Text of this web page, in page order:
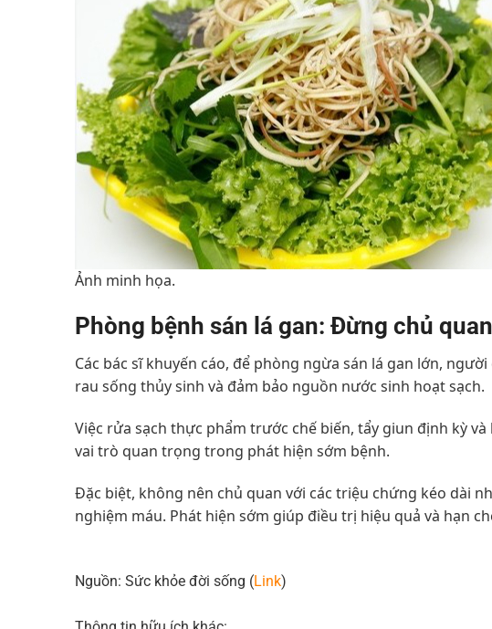
Ảnh minh họa.
Phòng bệnh sán lá gan: Đừng chủ
Các bác sĩ khuyến cáo, để phòng ngừa sán lá gan lớn,
rau sống thủy sinh và đảm bảo nguồn nước sinh hoạt sạch.
Việc rửa sạch thực phẩm trước chế biến, tẩy giun định kỳ
vai trò quan trọng trong phát hiện sớm bệnh.
Đặc biệt, không nên chủ quan với các triệu chứng kéo dài
nghiệm máu. Phát hiện sớm giúp điều trị hiệu quả và hạn
Nguồn: Sức khỏe đời sống (Link)